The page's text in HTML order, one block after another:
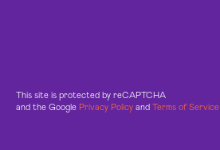
This site is protected by reCAPTCHA
and the Google Privacy Policy and Terms of Service